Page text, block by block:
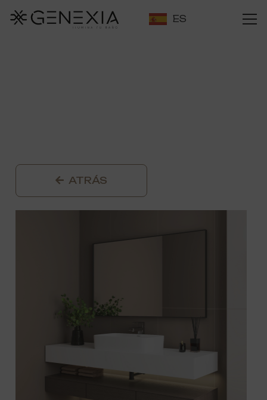
ES
ATRÁS